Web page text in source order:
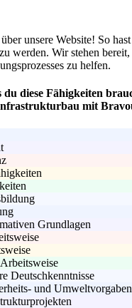
unsere Website! So hast
werden. Wir stehen
zu helfen.
du diese Fähigkeiten
mit
Grundlagen
Deutschkenntnisse
und Umweltvorgaben